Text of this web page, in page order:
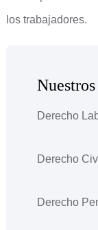
los trabajadores.
Derecho
Derecho
Derecho